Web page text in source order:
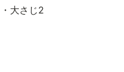
大さじ2